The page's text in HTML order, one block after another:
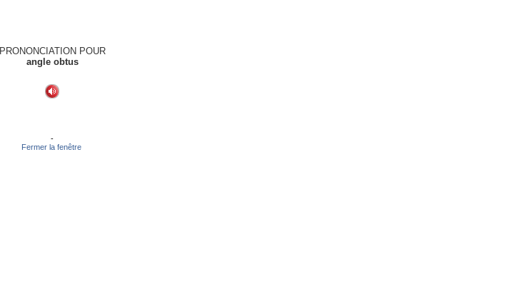
PRONONCIATION POUR
angle obtus
-
Fermer la fenêtre